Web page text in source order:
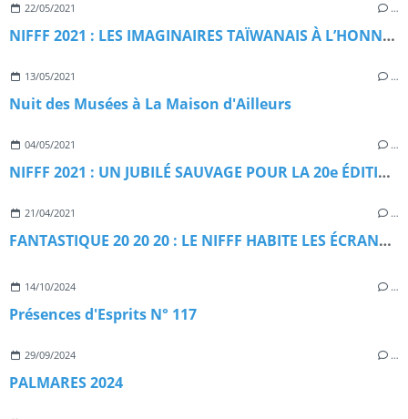
22/05/2021 …
NIFFF 2021 : LES IMAGINAIRES TAÏWANAIS À L’HONNEUR
13/05/2021 …
Nuit des Musées à La Maison d'Ailleurs
04/05/2021 …
NIFFF 2021 : UN JUBILÉ SAUVAGE POUR LA 20e ÉDITION
21/04/2021 …
FANTASTIQUE 20 20 20 : LE NIFFF HABITE LES ÉCRANS DE LA CINÉMATHÈQUE SUISSE
14/10/2024 …
Présences d'Esprits N° 117
29/09/2024 …
PALMARES 2024